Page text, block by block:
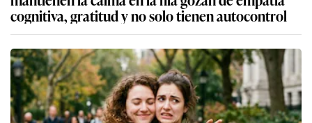
cognitiva, gratitud y no solo tienen autocontrol